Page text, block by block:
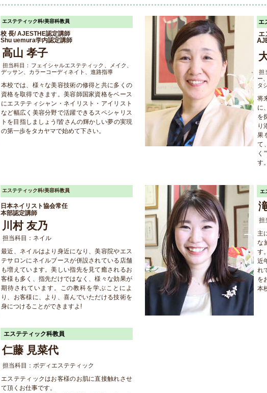
エステティック科/美容科教員
校 長/ AJESTHE認定講師
Shu uemura学内認定講師
高山 孝子
担当科目：フェイシャルエステティック、メイク、
デッサン、カラーコーディネイト、進路指導
本校では、様々な美容技術の修得と共に多くの
資格を取得できます。美容師国家資格をベース
にエステティシャン・ネイリスト・アイリスト
など幅広く美容分野で活躍できるスペシャリス
トを目指しましょう!皆さんの輝かしい夢の実現
の第一歩をタカヤマで始めて下さい。
エ
エ
担
ー
タ
将
に
を
り
果
て
く
す。
エステティック科/美容科教員
日本ネイリスト協会常任
本部認定講師
川村 友乃
担当科目：ネイル
最近、ネイルはより身近になり、美容院やエス
テサロンにネイルブースが併設されている店舗
も増えています。美しい指先を見て癒されるお
客様も多く、指先だけではなく、様々な効果が
期待されています。この教科を学ぶことによ
り、お客様に、より、喜んでいただける技術を
身につけることができますよ!
エ
担
主
な
す。
近
れ
を
本
エステティック科教員
仁藤 見菜代
担当科目：ボディエステティック
エステティックはお客様のお肌に直接触れさせ
て頂くお仕事です。